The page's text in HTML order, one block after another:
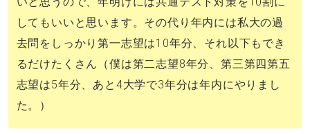
してもいいと思います。その代り年内には私大の過
去問をしっかり第一志望は10年分、それ以下もでき
るだけたくさん（僕は第二志望8年分、第三第四第五
志望は5年分、あと4大学で3年分は年内にやりまし
た。）